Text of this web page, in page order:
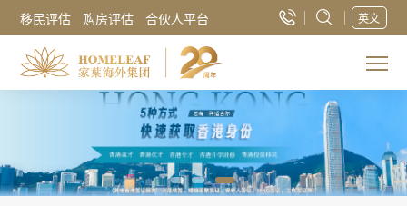
移民评估 购房评估 合伙人平台 英文